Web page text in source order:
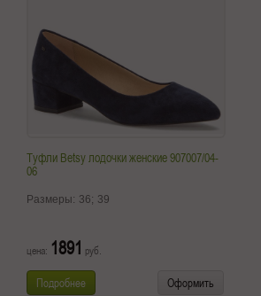
Туфли Betsy лодочки женские 907007/04-
06
Размеры: 36; 39
цена: 1891 руб.
Подробнее Оформить